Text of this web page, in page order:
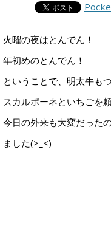
火曜の夜はとんでん！
年初めのとんでん！
ということで、明太牛も
スカルポーネといちごを
今日の外来も大変だった
ました(>_<)